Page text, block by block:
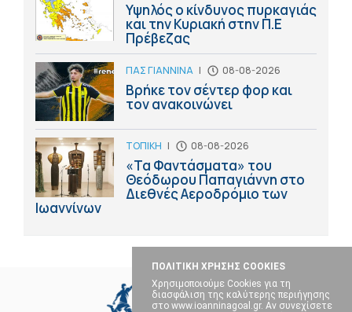
ΠΟΛΙΤΙΚΗ ΧΡΗΣΗΣ COOKIES
Χρησιμοποιούμε Cookies για τη
διασφάλιση της καλύτερης περιήγησης
στο www.ioanninagoal.gr. Αν συνεχίσετε
Υψηλός ο κίνδυνος πυρκαγιάς
και την Κυριακή στην Π.Ε
Πρέβεζας
ΠΑΣ ΓΙΑΝΝΙΝΑ | 08-08-2026
Βρήκε τον σέντερ φορ και
τον ανακοινώνει
ΤΟΠΙΚΗ | 08-08-2026
«Τα Φαντάσματα» του
Θεόδωρου Παπαγιάννη στο
Διεθνές Αεροδρόμιο των
Ιωαννίνων